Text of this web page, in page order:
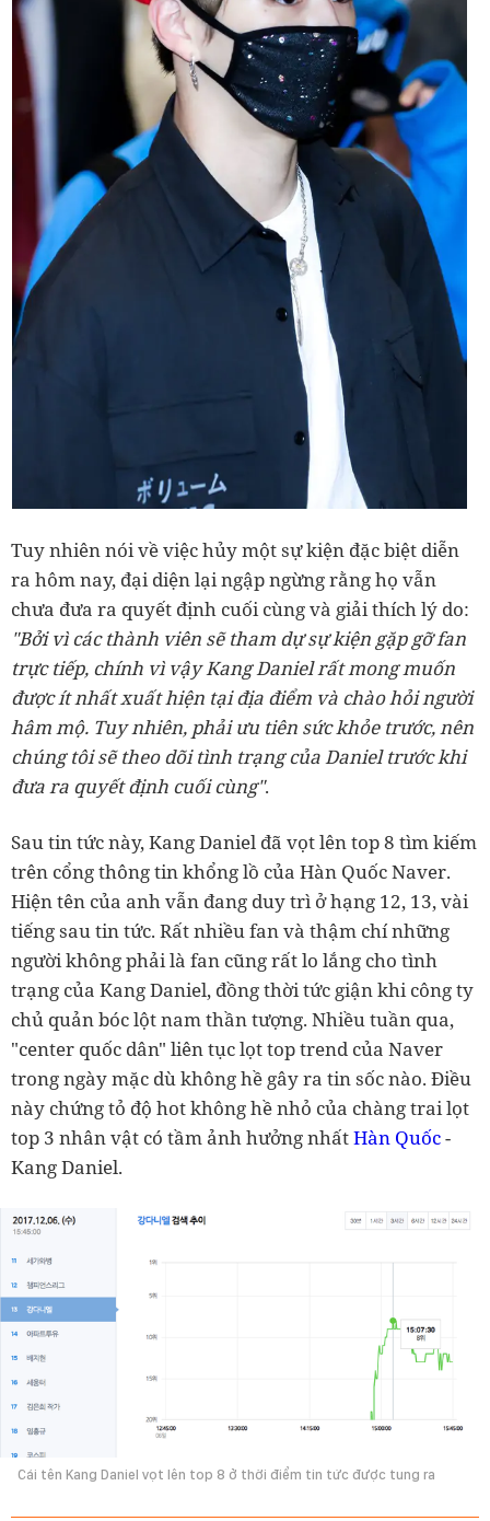
Tuy nhiên nói về việc hủy một sự kiện đặc biệt diễn
ra hôm nay, đại diện lại ngập ngừng rằng họ vẫn
chưa đưa ra quyết định cuối cùng và giải thích lý do:
"Bởi vì các thành viên sẽ tham dự sự kiện gặp gỡ fan
trực tiếp, chính vì vậy Kang Daniel rất mong muốn
được ít nhất xuất hiện tại địa điểm và chào hỏi người
hâm mộ. Tuy nhiên, phải ưu tiên sức khỏe trước, nên
chúng tôi sẽ theo dõi tình trạng của Daniel trước khi
đưa ra quyết định cuối cùng".
Sau tin tức này, Kang Daniel đã vọt lên top 8 tìm kiếm
trên cổng thông tin khổng lồ của Hàn Quốc Naver.
Hiện tên của anh vẫn đang duy trì ở hạng 12, 13, vài
tiếng sau tin tức. Rất nhiều fan và thậm chí những
người không phải là fan cũng rất lo lắng cho tình
trạng của Kang Daniel, đồng thời tức giận khi công ty
chủ quản bóc lột nam thần tượng. Nhiều tuần qua,
"center quốc dân" liên tục lọt top trend của Naver
trong ngày mặc dù không hề gây ra tin sốc nào. Điều
này chứng tỏ độ hot không hề nhỏ của chàng trai lọt
top 3 nhân vật có tầm ảnh hưởng nhấtHàn Quốc-
Kang Daniel.
Cái tên Kang Daniel vọt lên top 8 ở thời điểm tin tức được tung ra